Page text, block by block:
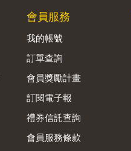
會員服務
我的帳號
訂單查詢
會員獎勵計畫
訂閱電子報
禮券信託查詢
會員服務條款